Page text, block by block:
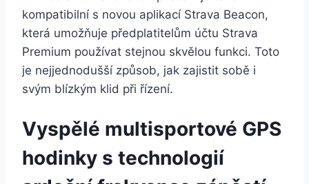
kompatibilní s novou aplikací Strava Beacon,
která umožňuje předplatitelům účtu Strava
Premium používat stejnou skvělou funkci. Toto
je nejjednodušší způsob, jak zajistit sobě i
svým blízkým klid při řízení.
Vyspělé multisportové GPS
hodinky s technologií